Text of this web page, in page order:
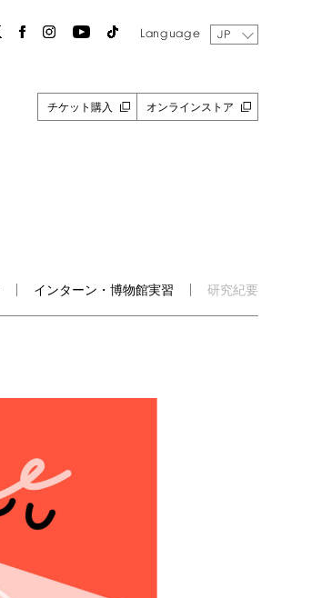
Language JP
チケット購入 オンラインストア
インターン・博物館実習 研究紀要